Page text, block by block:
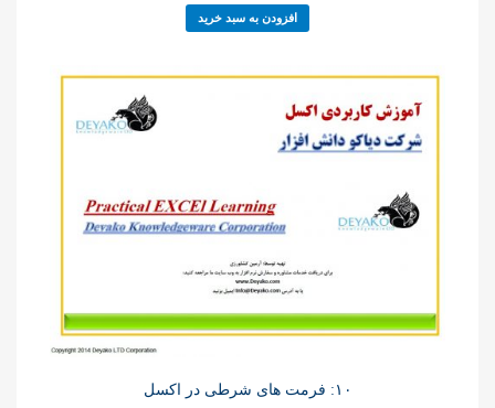
افزودن به سبد خرید
۱۰: فرمت های شرطی در اکسل